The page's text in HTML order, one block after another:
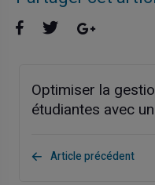
Optimiser la
étudiantes avec
Article précédent